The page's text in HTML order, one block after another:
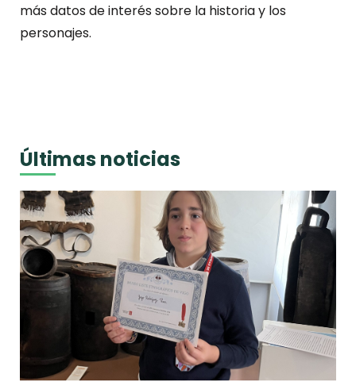
más datos de interés sobre la historia y los
personajes.
Últimas noticias